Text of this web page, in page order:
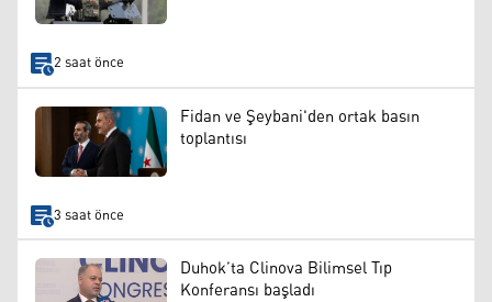
2 saat önce
Fidan ve Şeybani'den ortak basın
toplantısı
3 saat önce
Duhok’ta Clinova Bilimsel Tıp
Konferansı başladı